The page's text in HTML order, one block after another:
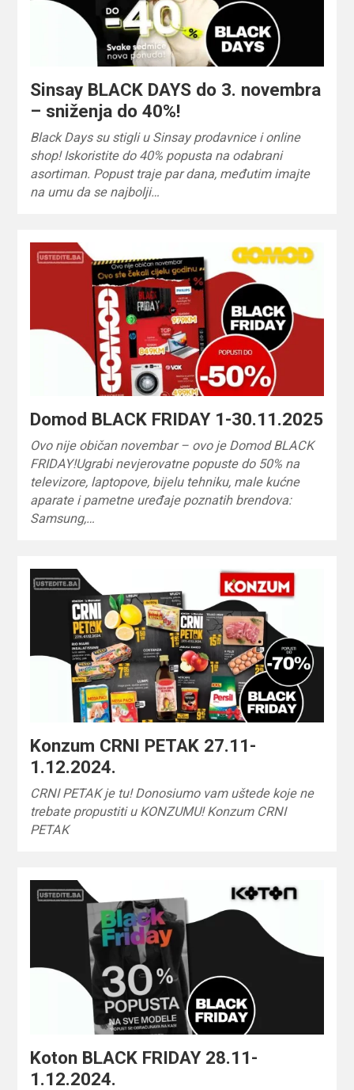
Sinsay BLACK DAYS do 3. novembra
– sniženja do 40%!
Black Days su stigli u Sinsay prodavnice i online
shop! Iskoristite do 40% popusta na odabrani
asortiman. Popust traje par dana, međutim imajte
na umu da se najbolji…
Domod BLACK FRIDAY 1-30.11.2025
Ovo nije običan novembar – ovo je Domod BLACK
FRIDAY!Ugrabi nevjerovatne popuste do 50% na
televizore, laptopove, bijelu tehniku, male kućne
aparate i pametne uređaje poznatih brendova:
Samsung,…
Konzum CRNI PETAK 27.11-
1.12.2024.
CRNI PETAK je tu! Donosiumo vam uštede koje ne
trebate propustiti u KONZUMU! Konzum CRNI
PETAK
Koton BLACK FRIDAY 28.11-
1.12.2024.